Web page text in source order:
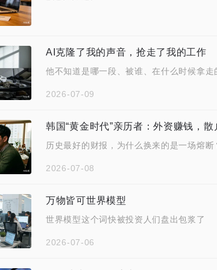
AI克隆了我的声音，抢走了我的工作
他不知道是哪一段、被谁、在什么时候拿走
2026-07-09
韩国“黄金时代”亲历者：外资赚钱，散
历史最好的财报，为什么换来的是一场熔断
2026-07-08
万物皆可世界模型
世界模型这个词快被投资人们盘出包浆了
2026-07-06